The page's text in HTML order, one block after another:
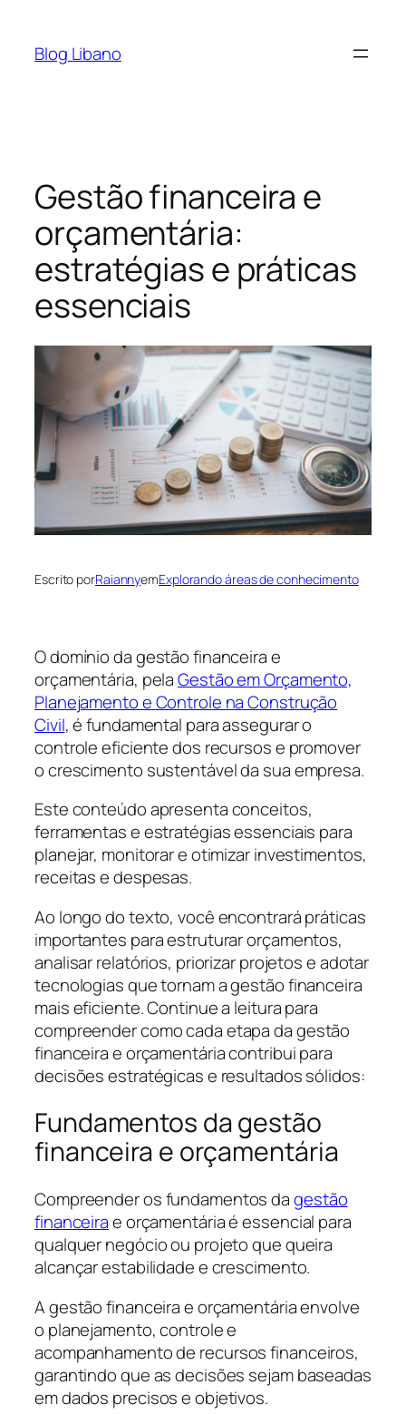
Blog Libano
Gestão financeira e
orçamentária:
estratégias e práticas
essenciais
Escrito porRaiannyemExplorando áreas de conhecimento
O domínio da gestão financeira e
orçamentária, pelaGestão em Orçamento,
Planejamento e Controle na Construção
Civil, é fundamental para assegurar o
controle eficiente dos recursos e promover
o crescimento sustentável da sua empresa.
Este conteúdo apresenta conceitos,
ferramentas e estratégias essenciais para
planejar, monitorar e otimizar investimentos,
receitas e despesas.
Ao longo do texto, você encontrará práticas
importantes para estruturar orçamentos,
analisar relatórios, priorizar projetos e adotar
tecnologias que tornam a gestão financeira
mais eficiente. Continue a leitura para
compreender como cada etapa da gestão
financeira e orçamentária contribui para
decisões estratégicas e resultados sólidos:
Fundamentos da gestão
financeira e orçamentária
Compreender os fundamentos dagestão
financeirae orçamentária é essencial para
qualquer negócio ou projeto que queira
alcançar estabilidade e crescimento.
A gestão financeira e orçamentária envolve
o planejamento, controle e
acompanhamento de recursos financeiros,
garantindo que as decisões sejam baseadas
em dados precisos e objetivos.